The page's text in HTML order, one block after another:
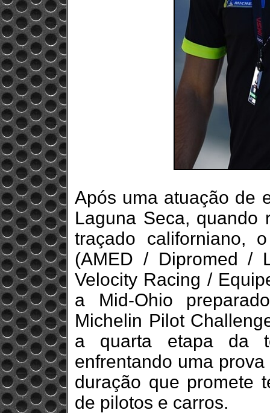
Após uma atuação de
Laguna Seca, quando
traçado californiano,
(AMED / Dipromed /
Velocity Racing /
a Mid-Ohio
Michelin Pilot
a quarta etapa da
enfrentando uma
duração que promete
de pilotos e carros.